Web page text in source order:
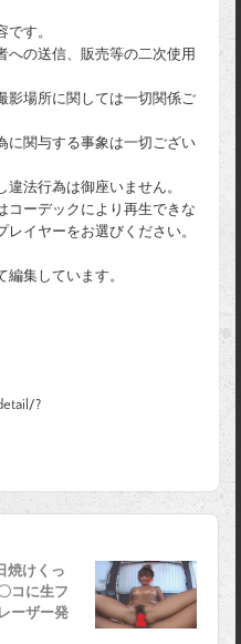
です。
への送信、販売等の二次使用
影場所に関しては一切関係ご
に関与する事象は一切ござい
違法行為は御座いません。
コーデックにより再生できな
イヤーをお選びください。
編集しています。
?
焼けくっ
コに生フ
ーザー発